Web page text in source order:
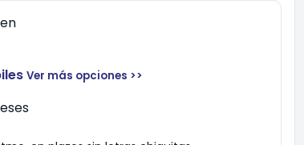
Ver más opciones >>